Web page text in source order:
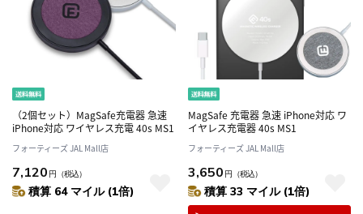
（2個セット）MagSafe充電器 急速
iPhone対応 ワイヤレス充電 40s MS1
フォーティーズ JAL Mall店
7,120 円 （税込）
積算 64 マイル (1倍)
MagSafe 充電器 急速 iPhone対応 ワ
イヤレス充電器 40s MS1
フォーティーズ JAL Mall店
3,650 円 （税込）
積算 33 マイル (1倍)